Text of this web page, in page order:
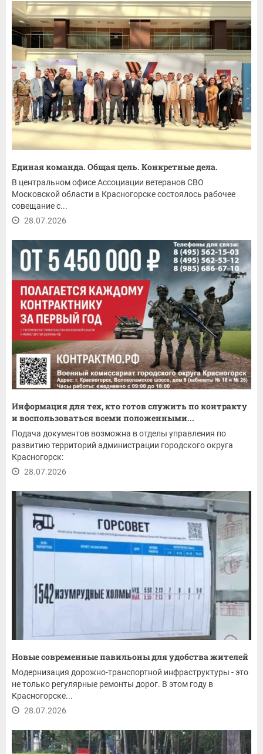
Единая команда. Общая цель. Конкретные дела.
В центральном офисе Ассоциации ветеранов СВО
Московской области в Красногорске состоялось рабочее
совещание с...
28.07.2026
Информация для тех, кто готов служить по контракту
и воспользоваться всеми положенными...
Подача документов возможна в отделы управления по
развитию территорий администрации городского округа
Красногорск:
28.07.2026
Новые современные павильоны для удобства жителей
Модернизация дорожно-транспортной инфраструктуры - это
не только регулярные ремонты дорог. В этом году в
Красногорске...
28.07.2026